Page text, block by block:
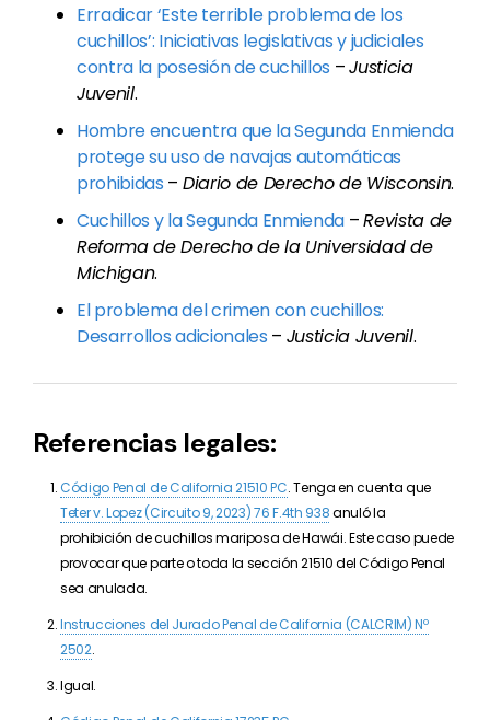
Erradicar ‘Este terrible problema de los
cuchillos’: Iniciativas legislativas y judiciales
contra la posesión de cuchillos –Justicia
Juvenil.
Hombre encuentra que la Segunda Enmienda
protege su uso de navajas automáticas
prohibidas – Diario de Derecho de Wisconsin.
Cuchillos y la Segunda Enmienda –Revista de
Reforma de Derecho de la Universidad de
Michigan.
El problema del crimen con cuchillos:
Desarrollos adicionales – Justicia Juvenil.
Referencias legales:
Código Penal de California 21510 PC. Tenga en cuenta que
Teter v. Lopez (Circuito 9, 2023)76 F.4th 938anuló la
prohibición de cuchillos mariposa de Hawái. Este caso puede
provocar que parte o toda la sección 21510 del Código Penal
sea anulada.
Instrucciones del Jurado Penal de California (CALCRIM) Nº
2502.
Igual.